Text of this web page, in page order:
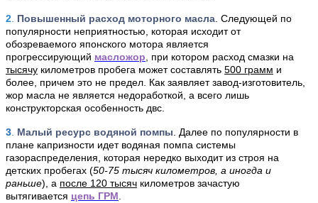
2 Повышенный расход моторного масла . Следующей по
популярности неприятностью, которая исходит от
обозреваемого японского мотора является
прогрессирующий масложор , при котором расход смазки на
тысячу километров пробега может составлять 500 грамм и
более, причем это не предел. Как заявляет завод-изготовитель,
жор масла не является недоработкой, а всего лишь
конструкторская особенность двс.
3 Малый ресурс водяной помпы . Далее по популярности в
плане капризности идет водяная помпа системы
газораспределения, которая нередко выходит из строя на
детских пробегах (50-75 тысяч километров, а иногда и
раньше), а после 120 тысяч километров зачастую
вытягивается цепь ГРМ